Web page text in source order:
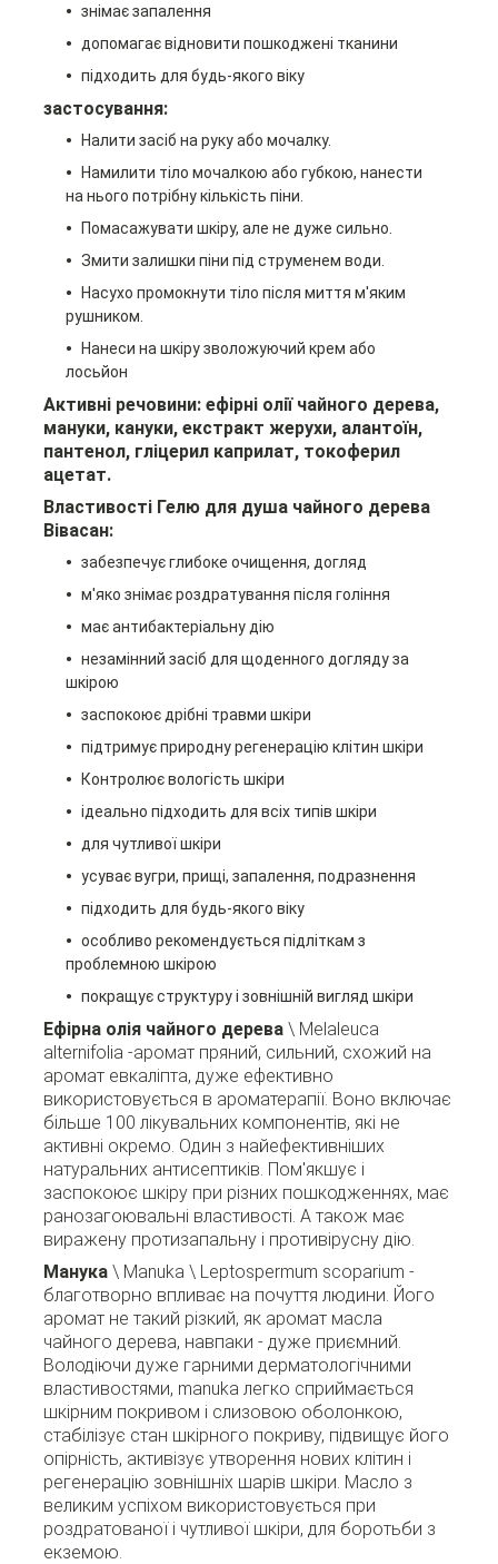
знімає запалення
допомагає відновити пошкоджені тканини
підходить для будь-якого віку
застосування:
Налити засіб на руку або мочалку.
Намилити тіло мочалкою або губкою, нанести
на нього потрібну кількість піни.
Помасажувати шкіру, але не дуже сильно.
Змити залишки піни під струменем води.
Насухо промокнути тіло після миття м'яким
рушником.
Нанеси на шкіру зволожуючий крем або
лосьйон
Активні речовини: ефірні олії чайного дерева,
мануки, кануки, екстракт жерухи, алантоїн,
пантенол, гліцерил каприлат, токоферил
ацетат.
Властивості Гелю для душа чайного дерева
Вівасан:
забезпечує глибоке очищення, догляд
м'яко знімає роздратування після гоління
має антибактеріальну дію
незамінний засіб для щоденного догляду за
шкірою
заспокоює дрібні травми шкіри
підтримує природну регенерацію клітин шкіри
Контролює вологість шкіри
ідеально підходить для всіх типів шкіри
для чутливої ​​шкіри
усуває вугри, прищі, запалення, подразнення
підходить для будь-якого віку
особливо рекомендується підліткам з
проблемною шкірою
покращує структуру і зовнішній вигляд шкіри
Ефірна олія чайного дерева\ Melaleuca
alternifolia -аромат пряний, сильний, схожий на
аромат евкаліпта, дуже ефективно
використовується в ароматерапії. Воно включає
більше 100 лікувальних компонентів, які не
активні окремо. Один з найефективніших
натуральних антисептиків. Пом'якшує і
заспокоює шкіру при різних пошкодженнях, має
ранозагоювальні властивості. А також має
виражену протизапальну і противірусну дію.
Манука \ Manuka \ Leptospermum scoparium -
благотворно впливає на почуття людини. Його
аромат не такий різкий, як аромат масла
чайного дерева, навпаки - дуже приємний.
Володіючи дуже гарними дерматологічними
властивостями, manuka легко сприймається
шкірним покривом і слизовою оболонкою,
стабілізує стан шкірного покриву, підвищує його
опірність, активізує утворення нових клітин і
регенерацію зовнішніх шарів шкіри. Масло з
великим успіхом використовується при
роздратованої і чутливої ​​шкіри, для боротьби з
екземою.